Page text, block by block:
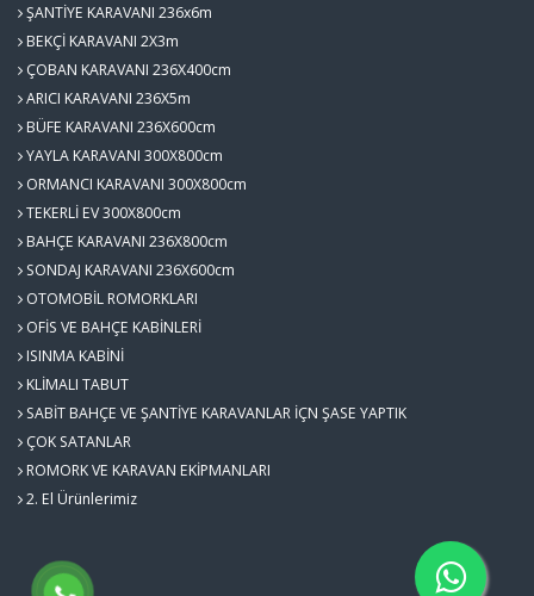
ŞANTİYE KARAVANI 236x6m
BEKÇİ KARAVANI 2X3m
ÇOBAN KARAVANI 236X400cm
ARICI KARAVANI 236X5m
BÜFE KARAVANI 236X600cm
YAYLA KARAVANI 300X800cm
ORMANCI KARAVANI 300X800cm
TEKERLİ EV 300X800cm
BAHÇE KARAVANI 236X800cm
SONDAJ KARAVANI 236X600cm
OTOMOBİL ROMORKLARI
OFİS VE BAHÇE KABİNLERİ
ISINMA KABİNİ
KLİMALI TABUT
SABİT BAHÇE VE ŞANTİYE KARAVANLAR İÇN ŞASE YAPTIK
ÇOK SATANLAR
ROMORK VE KARAVAN EKİPMANLARI
2. El Ürünlerimiz